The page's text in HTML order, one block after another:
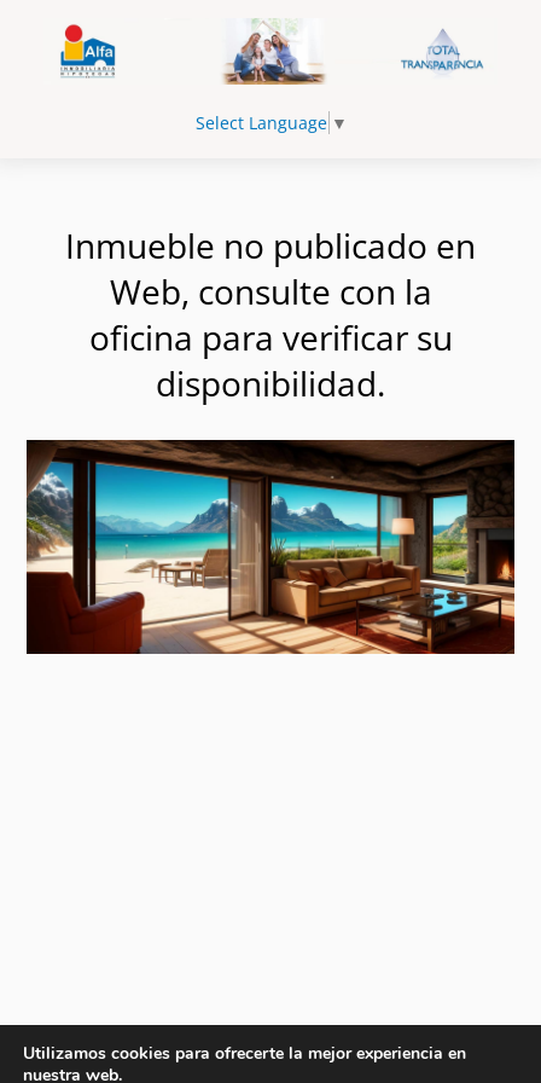
Select Language ▼
Inmueble no publicado en
Web, consulte con la
oficina para verificar su
disponibilidad.
Utilizamos cookies para ofrecerte la mejor experiencia en
nuestra web.